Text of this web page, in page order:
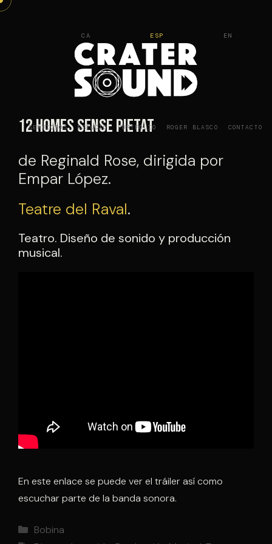
Saltar
SERVICIOS ESTUDIO PORTFOLIO ROGER BLASCO CONTACTO
CA ESP EN
12 homes sense pietat
de Reginald Rose, dirigida por
Empar López.
Teatre del Raval.
Teatro. Diseño de sonido y producción
musical.
En este enlace se puede ver el tráiler así como
escuchar parte de la banda sonora.
Categorías
Bobina